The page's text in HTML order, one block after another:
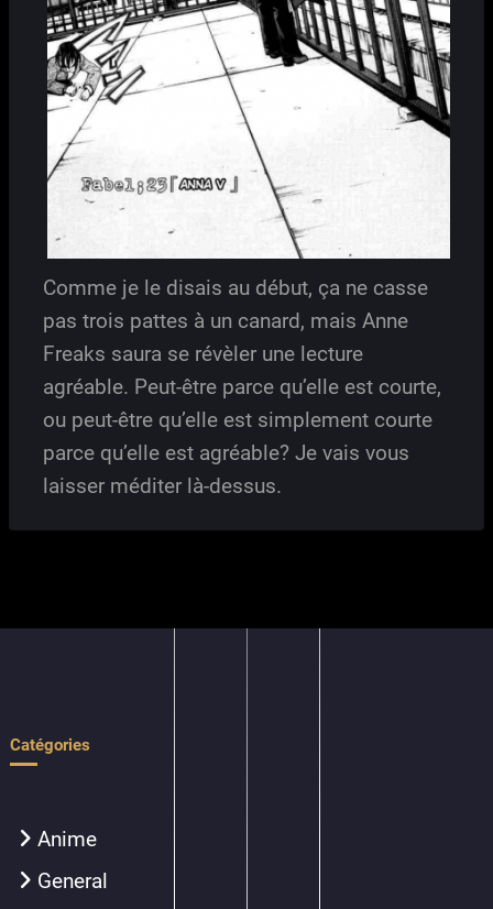
Comme je le disais au début, ça ne casse
pas trois pattes à un canard, mais Anne
Freaks saura se révèler une lecture
agréable. Peut-être parce qu’elle est courte,
ou peut-être qu’elle est simplement courte
parce qu’elle est agréable? Je vais vous
laisser méditer là-dessus.
Catégories
Anime
General